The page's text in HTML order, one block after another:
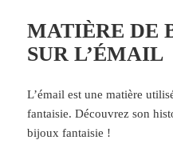
MATIÈRE DE
SUR L’ÉMAIL
L’émail est une matière
fantaisie. Découvrez son
bijoux fantaisie !